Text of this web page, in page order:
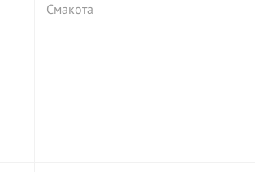
Смакота